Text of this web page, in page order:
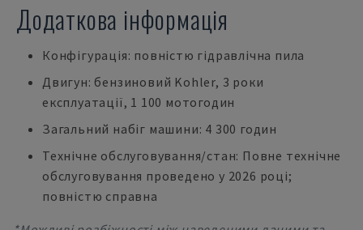
Додаткова інформація
Конфігурація: повністю гідравлічна пила
Двигун: бензиновий Kohler, 3 роки
експлуатації, 1 100 мотогодин
Загальний набіг машини: 4 300 годин
Технічне обслуговування/стан: Повне технічне
обслуговування проведено у 2026 році;
повністю справна